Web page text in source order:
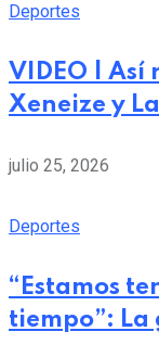
Deportes
VIDEO | Así
Xeneize y
julio 25, 2026
Deportes
“Estamos
tiempo”: La